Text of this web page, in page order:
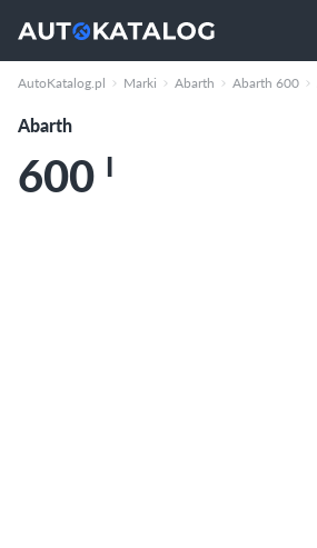
AutoKatalog.pl Marki Abarth Abarth 600
Abarth
600 I